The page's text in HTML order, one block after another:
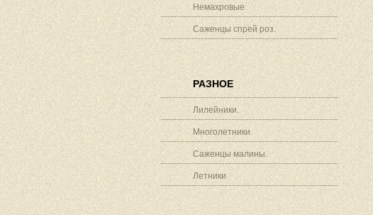
Немахровые
Саженцы спрей роз.
РАЗНОЕ
Лилейники.
Многолетники
Саженцы малины.
Летники